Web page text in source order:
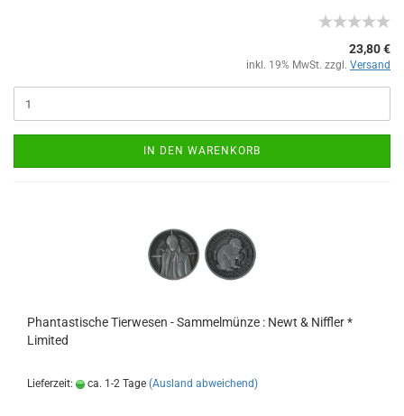
23,80 €
inkl. 19% MwSt. zzgl. Versand
IN DEN WARENKORB
Phantastische Tierwesen - Sammelmünze : Newt & Niffler *
Limited
Lieferzeit: ca. 1-2 Tage (Ausland abweichend)